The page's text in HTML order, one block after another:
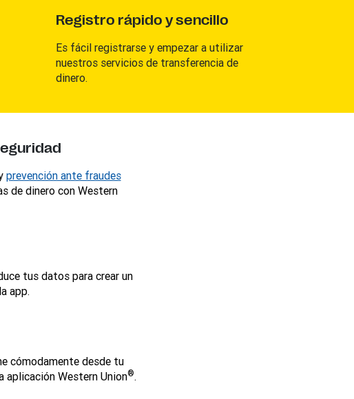
Registro rápido y sencillo
Es fácil registrarse y empezar a utilizar
nuestros servicios de transferencia de
dinero.
prevención ante fraudes
de dinero con Western
tus datos para crear un
app.
cómodamente desde tu
aplicación Western Union®.